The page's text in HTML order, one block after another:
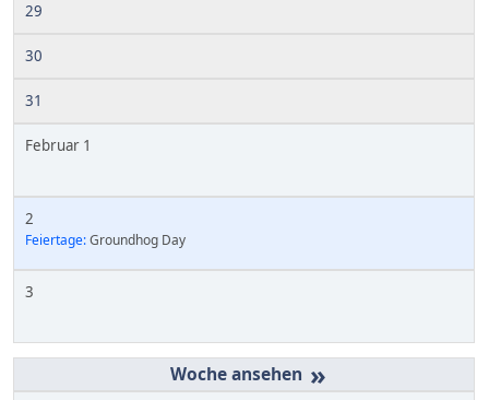
29
30
31
Februar 1
2
Feiertage:Groundhog Day
3
»